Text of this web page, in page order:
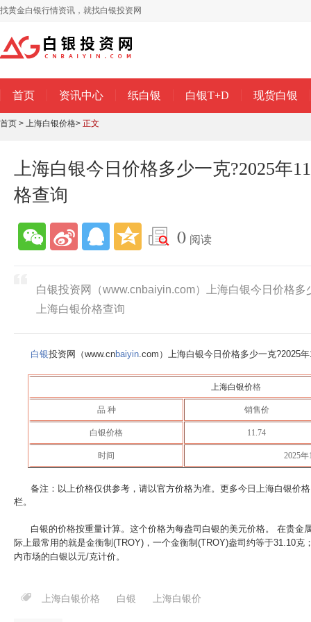
找黄金白银行情资讯，就找白银投资网
首页 资讯中心 纸白银 白银T+D 现货白银
首页 > 上海白银价格> 正文
上海白银今日价格多少一克?2025年
格查询
0 阅读
白银投资网（www.cnbaiyin.com）上海白银今日价格
上海白银价格查询
白银投资网（www.cnbaiyin.com）上海白银今日价格多少一克?2025
上海白银价格
品 种 销售价
白银价格 11.74
时间 2025
备注：以上价格仅供参考，请以官方价格为准。更多今日上海白银价
栏。
白银的价格按重量计算。这个价格为每盎司白银的美元价格。 在贵金
际上最常用的就是金衡制(TROY)，一个金衡制(TROY)盎司约等于31.10克
内市场的白银以元/克计价。
上海白银价格 白银 上海白银价